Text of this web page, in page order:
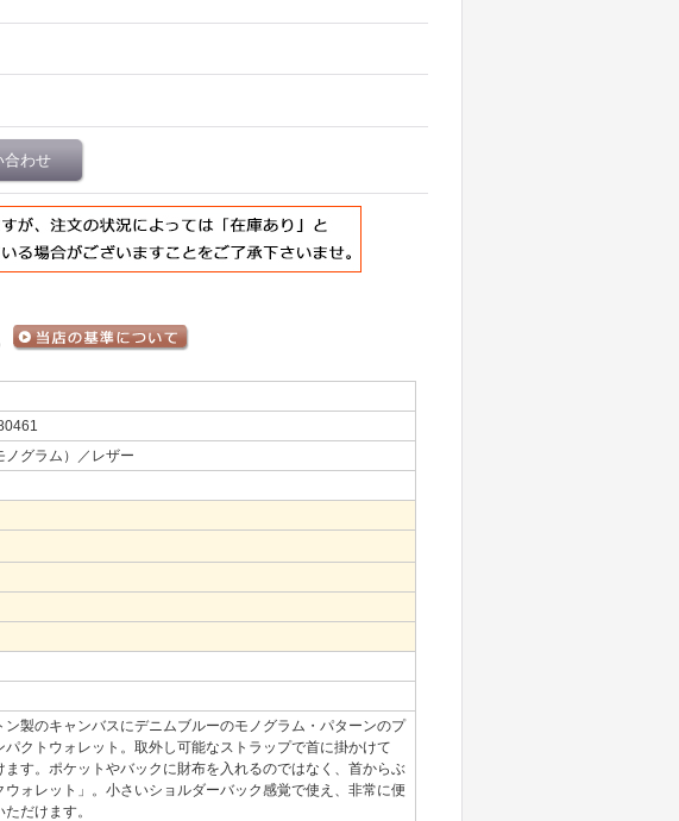
合わせ
ノグラム）／レザー
製のキャンバスにデニムブルーのモノグラム・パターンのプ
クトウォレット。取外し可能なストラップで首に掛かけて
す。ポケットやバックに財布を入れるのではなく、首からぶ
ォレット」。小さいショルダーバック感覚で使え、非常に便
だけます。